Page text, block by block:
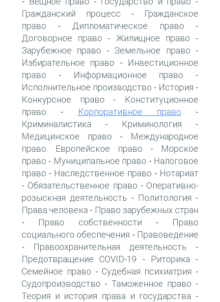
Гражданский процесс -
Гражданское
право - Дипломатическое право -
Договорное право - Жилищное право -
Зарубежное право - Земельное право -
Избирательное право -
Инвестиционное
право - Информационное право -
Исполнительное производство - История -
Конкурсное право -
Конституционное
право - Корпоративное право -
Криминалистика - Криминология -
Медицинское право -
Международное
право. Европейское право -
Морское
право - Муниципальное право - Налоговое
право - Наследственное право - Нотариат
- Обязательственное право - Оперативно-
розыскная деятельность - Политология -
Права человека - Право зарубежных стран
- Право собственности -
Право
социального обеспечения - Правоведение
- Правоохранительная деятельность -
Предотвращение COVID-19 - Риторика -
Семейное право - Судебная психиатрия -
Судопроизводство - Таможенное право -
Теория и история права и государства -